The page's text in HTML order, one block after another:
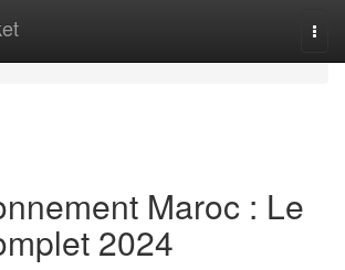
Maroc : Le
2024